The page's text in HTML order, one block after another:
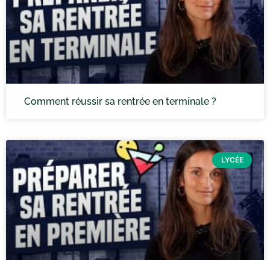
Comment réussir sa rentrée en terminale ?
LYCÉE